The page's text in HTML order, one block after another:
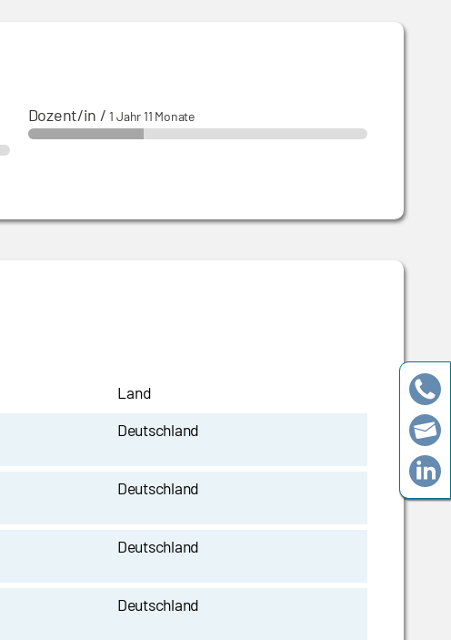
Dozent/in /1 Jahr 11 Monate
Land
Deutschland
Deutschland
Deutschland
Deutschland